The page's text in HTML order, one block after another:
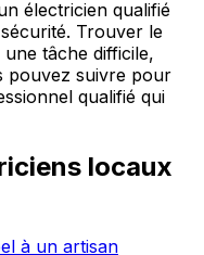
électricien qualifié
Trouver le
tâche difficile,
pouvez suivre pour
qualifié qui
locaux
à un artisan